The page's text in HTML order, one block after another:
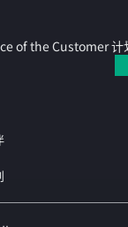
of the Customer 计